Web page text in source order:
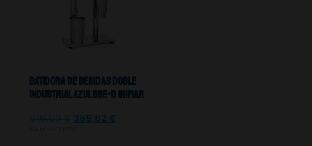
Batidora De Bebidas Doble
Industrial Azul BBE-D Irimar
389,62 €